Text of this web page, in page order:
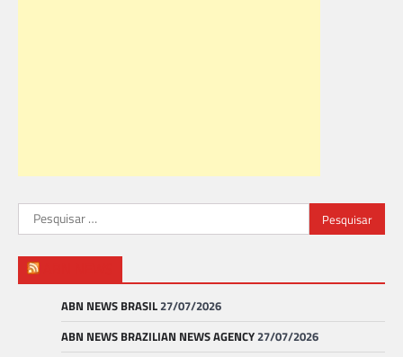
Pesquisar
por:
ABN NEWS BRASIL27/07/2026
ABN NEWS BRAZILIAN NEWS AGENCY27/07/2026